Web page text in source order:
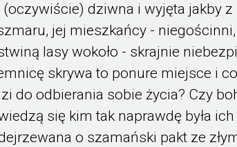
(oczywiście) dziwna i wyjęta jakby z
jej mieszkańcy -
lasy wokoło - skrajnie
skrywa to ponure miejsce i
do odbierania sobie życia? Czy
się kim tak naprawdę była ich
o szamański pakt ze